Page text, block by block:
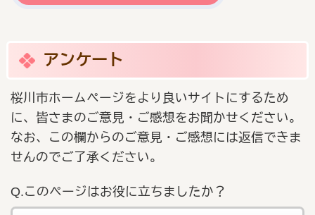
アンケート
桜川市ホームページをより良いサイトにするため
に、皆さまのご意見・ご感想をお聞かせください。
なお、この欄からのご意見・ご感想には返信できま
せんのでご了承ください。
Q.このページはお役に立ちましたか？